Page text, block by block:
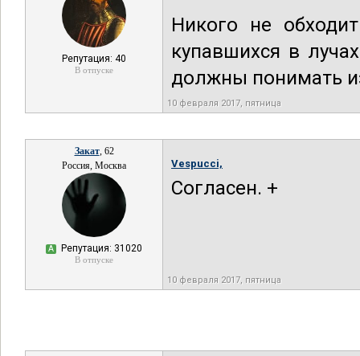
Репутация: 40
В отпуске
Никого не
купавшихся в
должны понимать
10 февраля 2017, пятница
Закат, 62
Россия, Москва
А Репутация: 31020
В отпуске
Vespucci,
Согласен. +
10 февраля 2017, пятница